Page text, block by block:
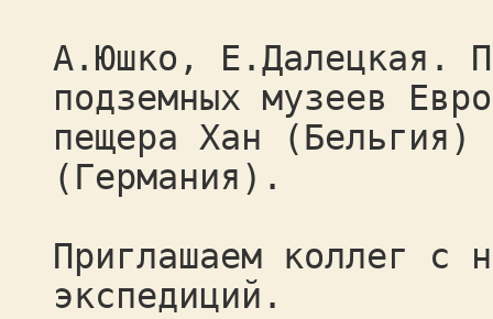
А.Юшко, Е.Далецкая.
подземных музеев
пещера Хан (Бельгия)
(Германия).
Приглашаем коллег с
экспедиций.